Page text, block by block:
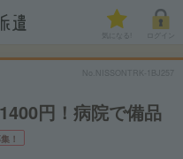
気になる!
No.NISSONTRK-1BJ257
円！病院で備品
！